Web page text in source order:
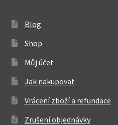
Blog
Shop
Můj účet
Jak nakupovat
Vrácení zboží a refundace
Zrušení objednávky